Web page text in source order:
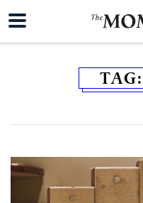
TAG: